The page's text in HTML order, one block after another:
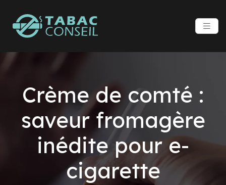
Crème de comté :
saveur fromagère
inédite pour e-
cigarette